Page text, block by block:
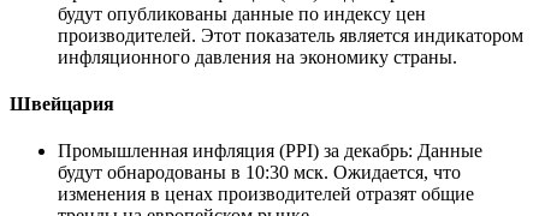
будут опубликованы данные по индексу цен
производителей. Этот показатель является индикатором
инфляционного давления на экономику страны.
Швейцария
Промышленная инфляция (PPI) за декабрь: Данные
будут обнародованы в 10:30 мск. Ожидается, что
изменения в ценах производителей отразят общие